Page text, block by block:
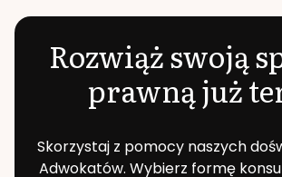
Rozwiąż swoją
prawną już
Skorzystaj z pomocy naszych
Adwokatów. Wybierz formę